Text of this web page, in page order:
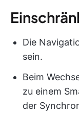
Die
sein.
Beim
zu einem
der